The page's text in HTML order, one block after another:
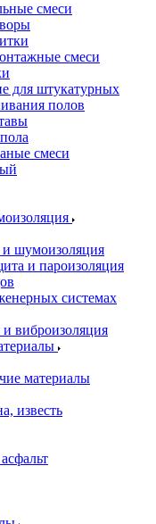
смеси
смеси
для штукатурных
полов
смеси
и шумоизоляция
и пароизоляция
системах
виброизоляция
материалы
известь